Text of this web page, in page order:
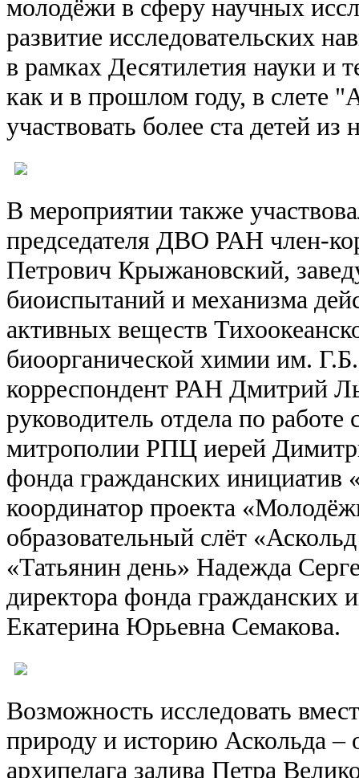
молодёжи в сферу научных
развитие исследовательских
в рамках Десятилетия науки и
как и в прошлом году, в слете
участвовать более ста детей
В мероприятии также
председателя ДВО РАН член-
Петрович Крыжановский,
биоиспытаний и механизма
активных веществ
биоорганической химии им.
корреспондент РАН Дмитрий
руководитель отдела по
митрополии РПЦ иерей
фонда гражданских инициатив
координатор проекта
образовательный слёт
«Татьянин день» Надежда
директора фонда гражданских
Екатерина Юрьевна Семакова.
Возможность исследовать
природу и историю Аскольда –
архипелага залива Петра